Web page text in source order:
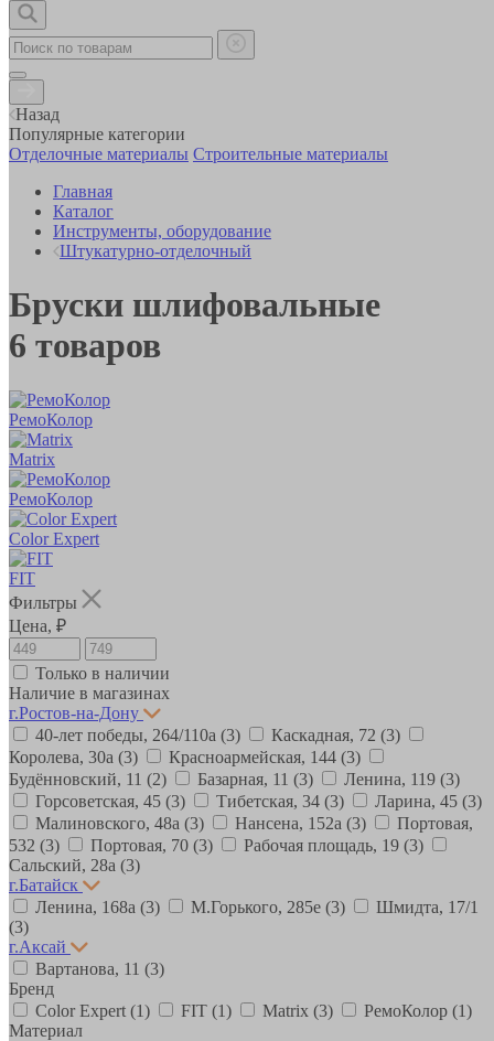
Назад
Популярные категории
Отделочные материалы Строительные материалы
Главная
Каталог
Инструменты, оборудование
Штукатурно-отделочный
Бруски шлифовальные
6 товаров
РемоКолор
Matrix
РемоКолор
Color Expert
FIT
Фильтры
Цена, ₽
Только в наличии
Наличие в магазинах
г.Ростов-на-Дону
40-лет победы, 264/110а (3) Каскадная, 72 (3)
Королева, 30а (3) Красноармейская, 144 (3)
Будённовский, 11 (2) Базарная, 11 (3) Ленина, 119 (3)
Горсоветская, 45 (3) Тибетская, 34 (3) Ларина, 45 (3)
Малиновского, 48а (3) Нансена, 152а (3)
Портовая,
532 (3) Портовая, 70 (3) Рабочая площадь, 19 (3)
Сальский, 28a (3)
г.Батайск
Ленина, 168а (3) М.Горького, 285е (3)
Шмидта, 17/1
(3)
г.Аксай
Вартанова, 11 (3)
Бренд
Color Expert (1) FIT (1) Matrix (3) РемоКолор (1)
Материал